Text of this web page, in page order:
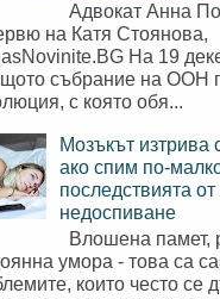
Адвокат Анна
на Катя Стоянова,
На 19
събрание на ООН
с която обя...
Мозъкът изтрива
ако спим по-
последствията
недоспиване
Влошена памет,
умора - това са
които често се